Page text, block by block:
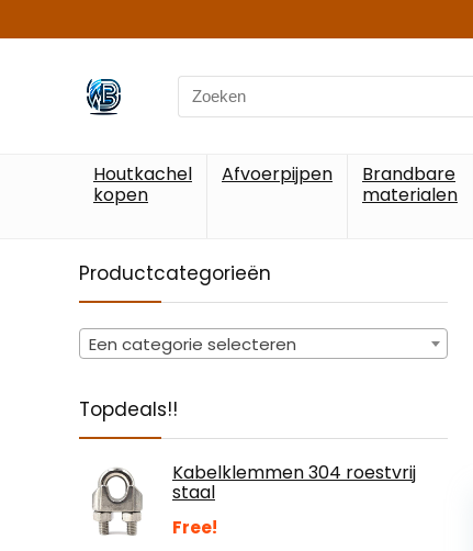
Search
for:
Houtkachel
kopen
Afvoerpijpen
Brandbare
materialen
Productcategorieën
Een categorie selecteren
Topdeals!!
Kabelklemmen 304 roestvrij
staal
Free!